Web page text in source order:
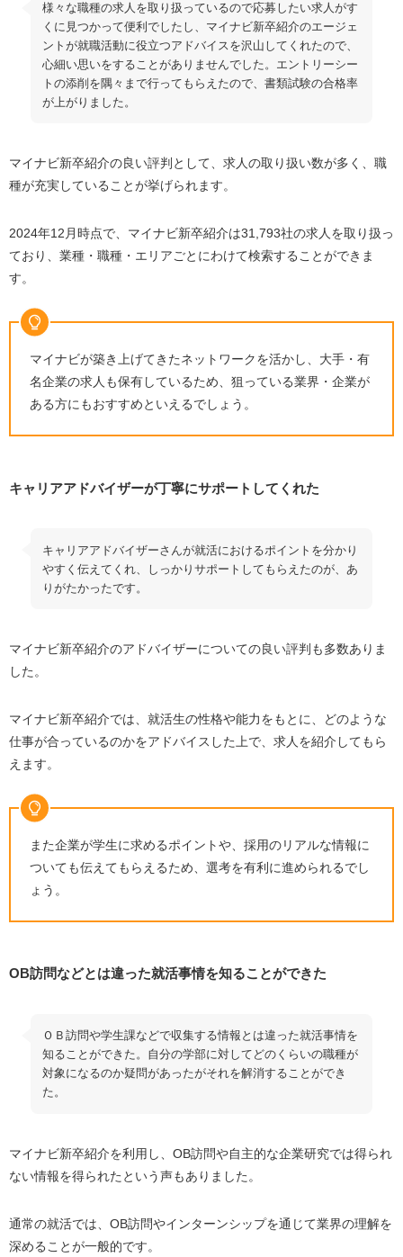
様々な職種の求人を取り扱っているので応募したい求人がす
くに見つかって便利でしたし、マイナビ新卒紹介のエージェ
ントが就職活動に役立つアドバイスを沢山してくれたので、
心細い思いをすることがありませんでした。エントリーシー
トの添削を隅々まで行ってもらえたので、書類試験の合格率
が上がりました。
マイナビ新卒紹介の良い評判として、求人の取り扱い数が多く、職
種が充実していることが挙げられます。
2024年12月時点で、マイナビ新卒紹介は31,793社の求人を取り扱っ
ており、業種・職種・エリアごとにわけて検索することができま
す。
マイナビが築き上げてきたネットワークを活かし、大手・有
名企業の求人も保有しているため、狙っている業界・企業が
ある方にもおすすめといえるでしょう。
キャリアアドバイザーが丁寧にサポートしてくれた
キャリアアドバイザーさんが就活におけるポイントを分かり
やすく伝えてくれ、しっかりサポートしてもらえたのが、あ
りがたかったです。
マイナビ新卒紹介のアドバイザーについての良い評判も多数ありま
した。
マイナビ新卒紹介では、就活生の性格や能力をもとに、どのような
仕事が合っているのかをアドバイスした上で、求人を紹介してもら
えます。
また企業が学生に求めるポイントや、採用のリアルな情報に
ついても伝えてもらえるため、選考を有利に進められるでし
ょう。
OB訪問などとは違った就活事情を知ることができた
ＯＢ訪問や学生課などで収集する情報とは違った就活事情を
知ることができた。自分の学部に対してどのくらいの職種が
対象になるのか疑問があったがそれを解消することができ
た。
マイナビ新卒紹介を利用し、OB訪問や自主的な企業研究では得られ
ない情報を得られたという声もありました。
通常の就活では、OB訪問やインターンシップを通じて業界の理解を
深めることが一般的です。